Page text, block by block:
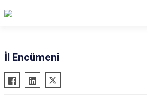
İl Encümeni